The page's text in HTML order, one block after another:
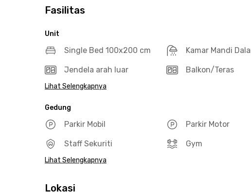
Fasilitas
Unit
Single Bed 100x200 cm Kamar Mandi
Jendela arah luar Balkon/Teras
Lihat Selengkapnya
Gedung
Parkir Mobil Parkir Motor
Staff Sekuriti Gym
Lihat Selengkapnya
Lokasi